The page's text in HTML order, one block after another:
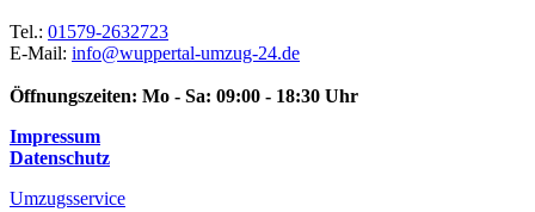
Tel.: 01579-2632723
E-Mail: info@wuppertal-umzug-24.de
Öffnungszeiten: Mo - Sa: 09:00 - 18:30 Uhr
Impressum
Datenschutz
Umzugsservice